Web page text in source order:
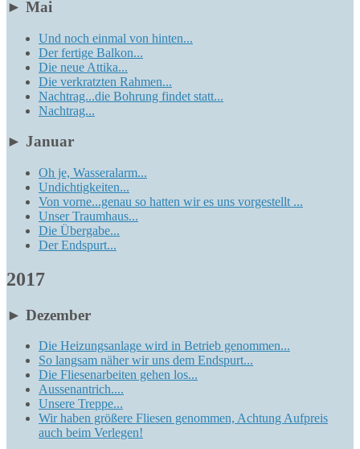
► Mai
Und noch einmal von hinten...
Der fertige Balkon...
Die neue Attika...
Die verkratzten Rahmen...
Nachtrag...die Bohrung findet statt...
Nachtrag...
► Januar
Oh je, Wasseralarm...
Undichtigkeiten...
Von vorne...genau so hatten wir es uns vorgestellt ...
Unser Traumhaus...
Die Übergabe...
Der Endspurt...
2017
► Dezember
Die Heizungsanlage wird in Betrieb genommen...
So langsam näher wir uns dem Endspurt...
Die Fliesenarbeiten gehen los...
Aussenantrich....
Unsere Treppe...
Wir haben größere Fliesen genommen, Achtung Aufpreis
auch beim Verlegen!